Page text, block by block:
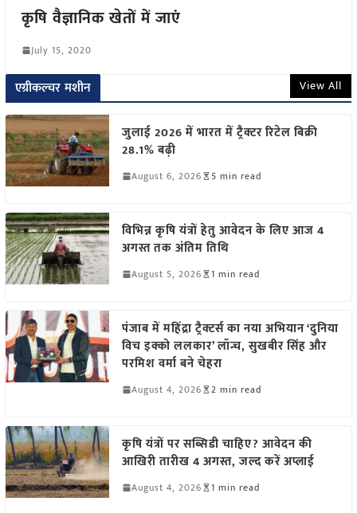
कृषि वैज्ञानिक खेतों में जाएं
July 15, 2020
एग्रीकल्चर मशीन View All
जुलाई 2026 में भारत में ट्रैक्टर रिटेल बिक्री
28.1% बढ़ी
August 6, 2026 5 min read
विभिन्न कृषि यंत्रों हेतु आवेदन के लिए आज 4
अगस्त तक अंतिम तिथि
August 5, 2026 1 min read
पंजाब में महिंद्रा ट्रैक्टर्स का नया अभियान ‘दुनिया
विच इक्को ललकार’ लॉन्च, सुखबीर सिंह और
परमिश वर्मा बने चेहरा
August 4, 2026 2 min read
कृषि यंत्रों पर सब्सिडी चाहिए? आवेदन की
आखिरी तारीख 4 अगस्त, जल्द करें अप्लाई
August 4, 2026 1 min read